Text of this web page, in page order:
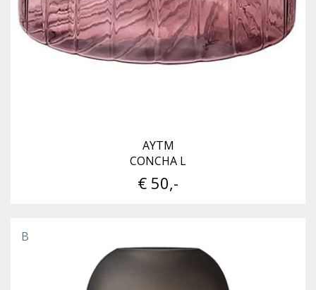
AYTM
CONCHA L
€ 50,-
B